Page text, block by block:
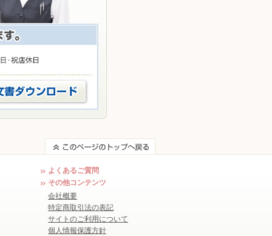
よくあるご質問
その他コンテンツ
会社概要
特定商取引法の表記
サイトのご利用について
個人情報保護方針